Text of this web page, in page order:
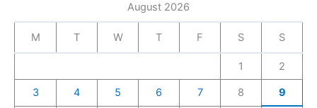
August 2026
M T W T F S S
1 2
3 4 5 6 7 8 9